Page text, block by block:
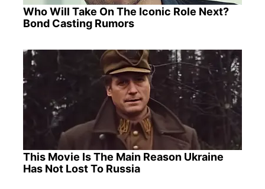
Who Will Take On The Iconic Role Next?
Bond Casting Rumors
This Movie Is The Main Reason Ukraine
Has Not Lost To Russia